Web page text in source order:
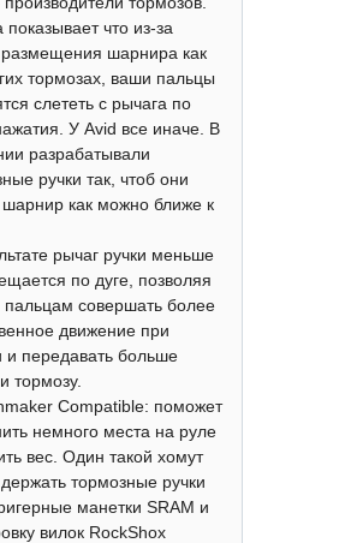
показывает что из-за
размещения шарнира как
тормозах, ваши пальцы
слететь с рычага по
У Avid все иначе. В
разрабатывали
ручки так, чтоб они
как можно ближе к
рычаг ручки меньше
по дуге, позволяя
совершать более
движение при
и передавать больше
тормозу.
Compatible: поможет
немного места на руле
вес. Один такой хомут
тормозные ручки
манетки SRAM и
вилок RockShox